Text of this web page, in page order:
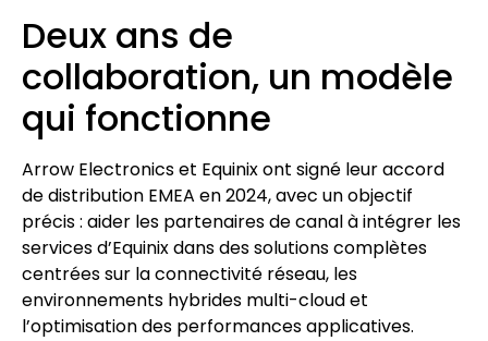
Deux ans de
collaboration, un modèle
qui fonctionne
Arrow Electronics et Equinix ont signé leur accord
de distribution EMEA en 2024, avec un objectif
précis : aider les partenaires de canal à intégrer les
services d’Equinix dans des solutions complètes
centrées sur la connectivité réseau, les
environnements hybrides multi-cloud et
l’optimisation des performances applicatives.